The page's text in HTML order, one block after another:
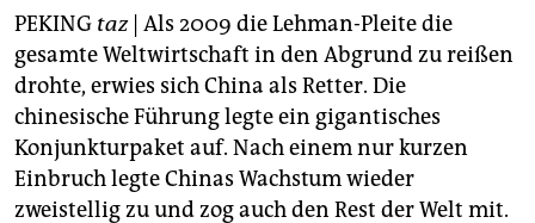
abo
genossenschaft
epaper login
PEKING taz| Als 2009 die Lehman-Pleite die
gesamte Weltwirtschaft in den Abgrund zu reißen
drohte, erwies sich China als Retter. Die
chinesische Führung legte ein gigantisches
Konjunkturpaket auf. Nach einem nur kurzen
Einbruch legte Chinas Wachstum wieder
zweistellig zu und zog auch den Rest der Welt mit.